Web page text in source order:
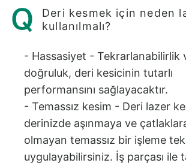
Deri kesmek için neden
kullanılmalı?
- Hassasiyet - Tekrarlanabilirlik
doğruluk, deri kesicinin tutarlı
performansını sağlayacaktır.
- Temassız kesim - Deri lazer
derinizde aşınmaya ve
olmayan temassız bir işleme
uygulayabilirsiniz. İş parçası ile